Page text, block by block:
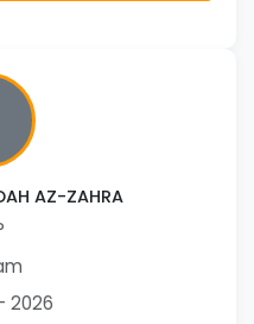
AZ-ZAHRA
2026